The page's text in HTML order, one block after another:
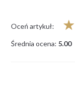
Oceń artykuł: ☆
Średnia ocena: 5.00